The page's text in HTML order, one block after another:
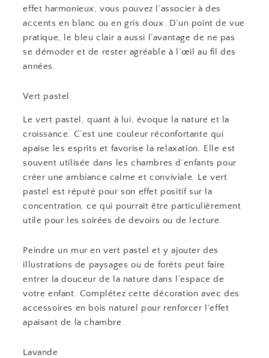
effet harmonieux, vous pouvez l’associer à des
accents en blanc ou en gris doux. D’un point de vue
pratique, le bleu clair a aussi l’avantage de ne pas
se démoder et de rester agréable à l’œil au fil des
années.
Vert pastel
Le vert pastel, quant à lui, évoque la nature et la
croissance. C’est une couleur réconfortante qui
apaise les esprits et favorise la relaxation. Elle est
souvent utilisée dans les chambres d’enfants pour
créer une ambiance calme et conviviale. Le vert
pastel est réputé pour son effet positif sur la
concentration, ce qui pourrait être particulièrement
utile pour les soirées de devoirs ou de lecture.
Peindre un mur en vert pastel et y ajouter des
illustrations de paysages ou de forêts peut faire
entrer la douceur de la nature dans l’espace de
votre enfant. Complétez cette décoration avec des
accessoires en bois naturel pour renforcer l’effet
apaisant de la chambre.
Lavande